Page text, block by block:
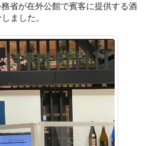
省が在外公館で賓客に提供する酒
ました。